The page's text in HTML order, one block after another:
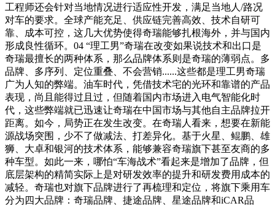
工程师还会针对当地情况进行适应性开发，满足当地人/路况
对车的要求。全球产能充足、供应链完善高效、技术自研可
靠、成本可控，这几大优势使得奇瑞能够扎根海外，并与国内
形成良性循环。04 “理工男”奇瑞在改变如果说技术和出口是
奇瑞最擅长的两种体系，那么品牌体系则是奇瑞的薄弱点。多
品牌、多序列、定位重叠、不会营销......这些都是理工男奇瑞
广为人知的弊端。油车时代，凭借技术宅的光环和靠谱的产品
表现，尚且能得过且过，但随着国内市场进入电气智能化时
代，这些弊端就已迅速让奇瑞在中国市场与其他自主品牌拉开
距离。如今，局势正在发生改变。在奇瑞人看来，想要在新能
源战场突围，少不了做减法、打差异化。基于火星、鲲鹏、雄
狮、大卓和银河的技术体系，能够兼容奇瑞旗下甚至友商的多
种车型。如此一来，哪怕“车海战术”看起来是增加了品牌，但
底层架构的精简实际上是对研发效率的提升和研发费用成本的
减轻。奇瑞也对旗下品牌进行了再梳理和定位，将旗下乘用车
分为四大品牌：奇瑞品牌、捷途品牌、星途品牌和iCAR品